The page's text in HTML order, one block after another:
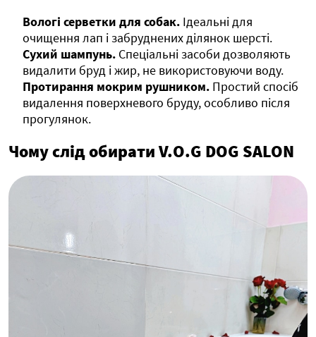
Вологі серветки для собак. Ідеальні для
очищення лап і забруднених ділянок шерсті.
Сухий шампунь. Спеціальні засоби дозволяють
видалити бруд і жир, не використовуючи воду.
Протирання мокрим рушником. Простий спосіб
видалення поверхневого бруду, особливо після
прогулянок.
Чому слід обирати V.O.G DOG SALON